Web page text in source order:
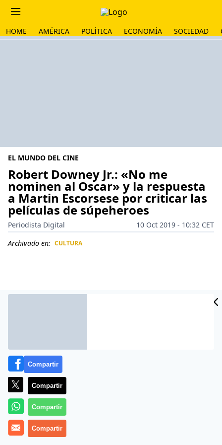
HOME AMÉRICA POLÍTICA ECONOMÍA SOCIEDAD
EL MUNDO DEL CINE
Robert Downey Jr.: «No me
nominen al Oscar» y la respuesta
a Martin Escorsese por criticar las
películas de súpeheroes
Periodista Digital
10 Oct 2019 - 10:32 CET
Archivado en: CULTURA
Más información
Compartir
Compartir
Compartir
Compartir